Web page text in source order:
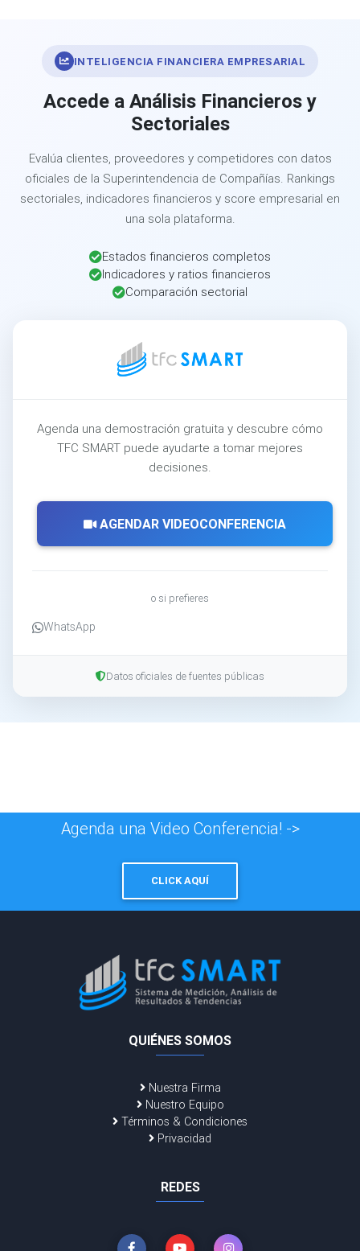
INTELIGENCIA FINANCIERA EMPRESARIAL
Accede a Análisis Financieros y
Sectoriales
Evalúa clientes, proveedores y competidores con datos
oficiales de la Superintendencia de Compañías. Rankings
sectoriales, indicadores financieros y score empresarial en
una sola plataforma.
Estados financieros completos
Indicadores y ratios financieros
Comparación sectorial
Agenda una demostración gratuita y descubre cómo
TFC SMART puede ayudarte a tomar mejores
decisiones.
AGENDAR VIDEOCONFERENCIA
o si prefieres
WhatsApp
Datos oficiales de fuentes públicas
Agenda una Video Conferencia! ->
CLICK AQUÍ
QUIÉNES SOMOS
Nuestra Firma
Nuestro Equipo
Términos & Condiciones
Privacidad
REDES